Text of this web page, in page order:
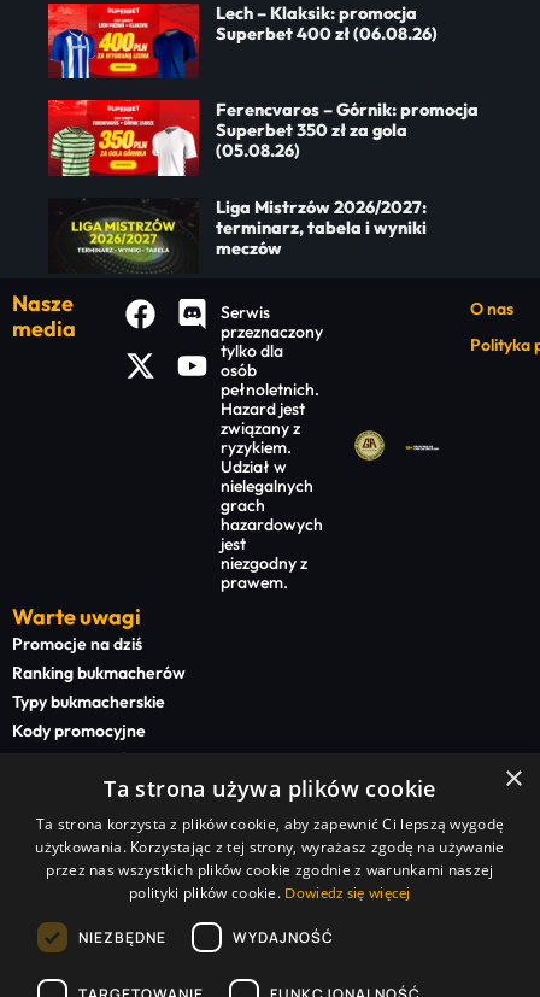
Lech – Klaksik: promocja
Superbet 400 zł (06.08.26)
Ferencvaros – Górnik: promocja
Superbet 350 zł za gola
(05.08.26)
Liga Mistrzów 2026/2027:
terminarz, tabela i wyniki
meczów
Nasze
media
Serwis
przeznaczony
tylko dla
osób
pełnoletnich.
Hazard jest
związany z
ryzykiem.
Udział w
nielegalnych
grach
hazardowych
jest
niezgodny z
prawem.
O nas
Polityka
Warte uwagi
Promocje na dziś
Ranking bukmacherów
Typy bukmacherskie
Kody promocyjne
Bonusy powitalne
Newsy bukmacherskie
Na start
Superbet kod promocyjny
STS kod promocyjny
BETFAN kod promocyjny
TOTALbet kod promocyjny
×
Ta strona używa plików cookie
Ta strona korzysta z plików cookie, aby zapewnić Ci lepszą wygodę
użytkowania. Korzystając z tej strony, wyrażasz zgodę na używanie
przez nas wszystkich plików cookie zgodnie z warunkami naszej
polityki plików cookie. Dowiedz się więcej
NIEZBĘDNE WYDAJNOŚĆ